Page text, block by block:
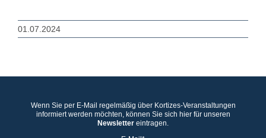
01.07.2024
Wenn Sie per E-Mail regelmäßig über Kortizes-Veranstaltungen
informiert werden möchten, können Sie sich hier für unseren
Newsletter eintragen.